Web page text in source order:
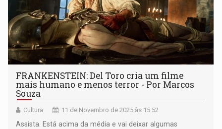
FRANKENSTEIN: Del Toro cria um filme
mais humano e menos terror - Por Marcos
Souza
Cultura 11 de Novembro de 2025 às 15:52
Assista. Está acima da média e vai deixar algumas